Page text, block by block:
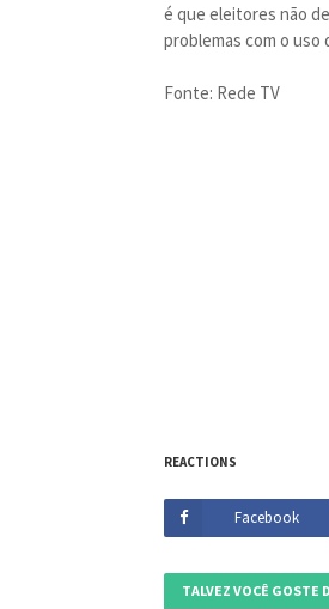
é que eleitores não
problemas com o uso
Fonte: Rede TV
REACTIONS
Facebook
TALVEZ VOCÊ GOSTE